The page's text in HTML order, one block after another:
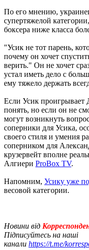
По его мнению,
супертяжелой
боксера ниже класса
"Усик не тот парень,
почему он хочет
верить." Он не хочет
устал иметь дело с
ему тяжело держать
Если Усик
понять, но если он не
могут возникнуть
соперники для Усика,
своего стиля и умения
соперником для
крузервейт вполне
Алгиери ProBox TV.
Напомним, Усику уже
весовой категории.
Новини від
Підписуйтесь на наші
канали https://t.me/